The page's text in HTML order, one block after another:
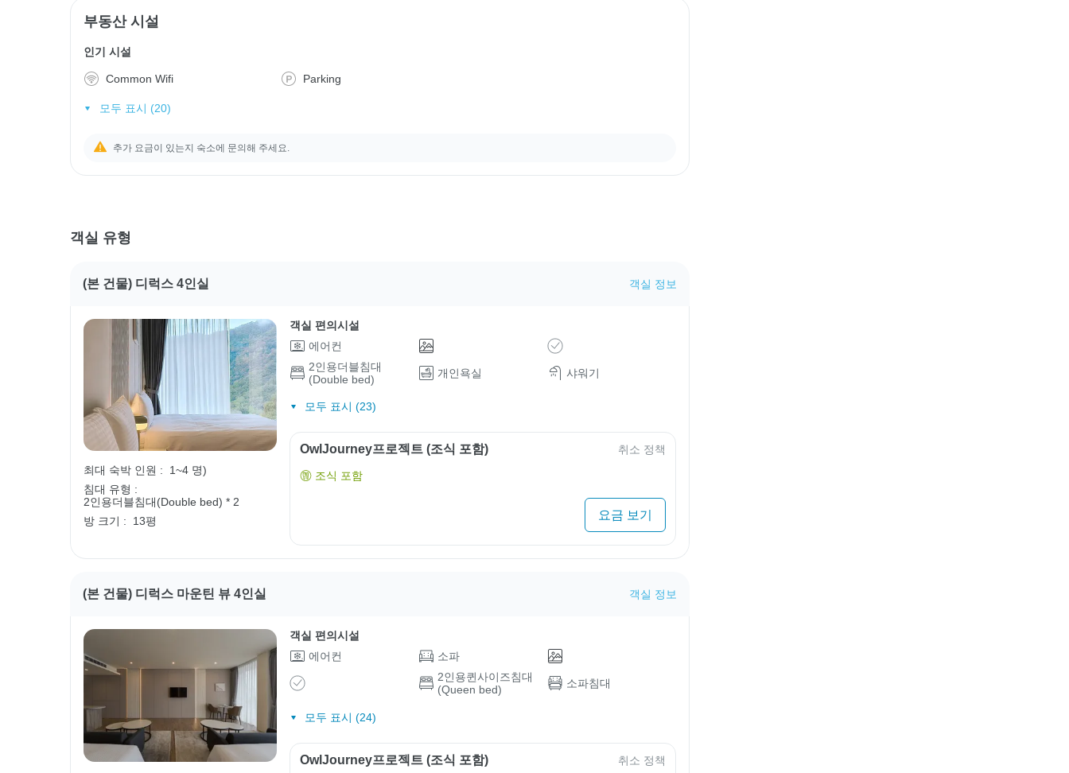
부동산 시설
인기 시설
Common Wifi Parking
모두 표시 (20)
추가 요금이 있는지 숙소에 문의해 주세요.
객실 유형
(본 건물) 디럭스 4인실 객실 정보
최대 숙박 인원 :
1~4 명)
침대 유형 :
2인용더블침대(Double bed) * 2
방 크기 :
13평
객실 편의시설
에어컨
2인용더블침대
(Double bed)
개인욕실 샤워기
모두 표시 (23)
OwlJourney프로젝트 (조식 포함) 취소 정책
조식 포함
요금 보기
(본 건물) 디럭스 마운틴 뷰 4인실 객실 정보
객실 편의시설
에어컨
소파
2인용퀸사이즈침대
(Queen bed)
소파침대
모두 표시 (24)
OwlJourney프로젝트 (조식 포함) 취소 정책